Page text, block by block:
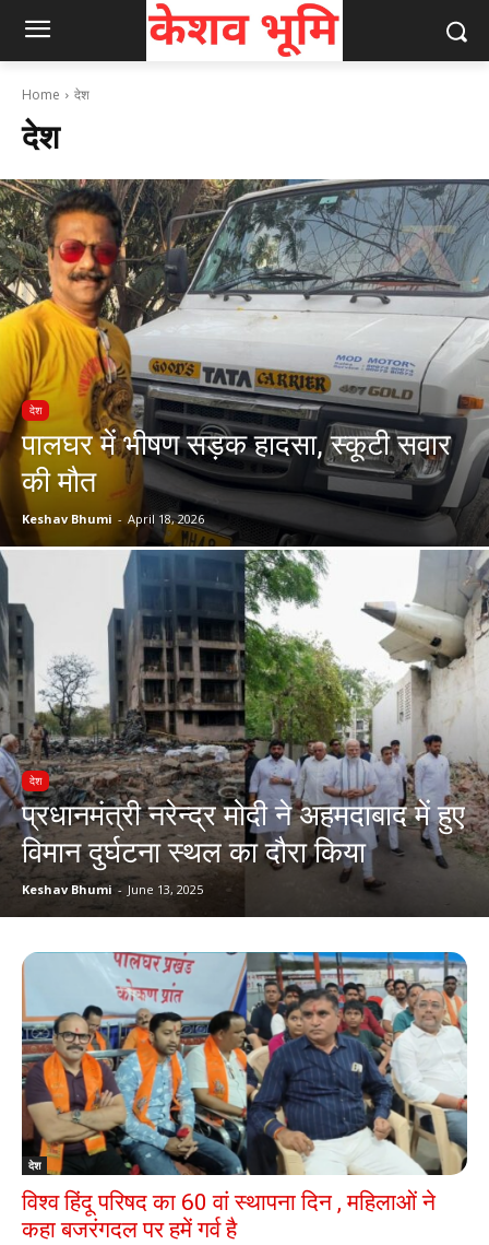
Home देश
देश
देश
पालघर में भीषण सड़क हादसा, स्कूटी सवार
की मौत
Keshav Bhumi - April 18, 2026
देश
प्रधानमंत्री नरेन्द्र मोदी ने अहमदाबाद में हुए
विमान दुर्घटना स्थल का दौरा किया
Keshav Bhumi - June 13, 2025
देश
विश्व हिंदू परिषद का 60 वां स्थापना दिन , महिलाओं ने
कहा बजरंगदल पर हमें गर्व है